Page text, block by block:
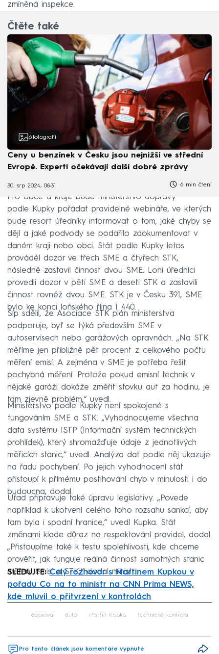
zmíněná inspekce.
Čtěte také
6 fotografií
Ceny u benzínek v Česku jsou nejnižší ve střední
Evropě. Experti očekávají další dobré zprávy
30. srp 2024, 08:31 6 min čtení
Pro obce a kraje bude ministerstvo dopravy
podle Kupky pořádat pravidelné webináře, ve kterých
bude resort úředníky informovat o tom, jaké chyby se
dějí a jaké podvody se podařilo zdokumentovat v
daném kraji nebo obci. Stát podle Kupky letos
prováděl dozor ve třech SME a čtyřech STK,
následně zastavil činnost dvou SME. Loni úředníci
provedli dozor v pěti SME a deseti STK a zastavili
činnost rovněž dvou SME. STK je v Česku 391, SME
bylo ke konci loňského října 1 440.
Šíp sdělil, že Asociace STK plán ministerstva
podporuje, byť se týká především SME v
autoservisech nebo garážových opravnách. „Na STK
měříme jen přibližně pět procent z celkového počtu
měření emisí. A zejména v SME je potřeba řešit
pochybná měření. Protože pokud emisní technik v
nějaké garáži dokáže změřit stovku aut za hodinu, je
tam zjevně problém,“ uvedl.
Ministerstvo podle Kupky není spokojené s
fungováním SME a STK. „Vyhodnocujeme všechna
data systému ISTP (Informační systém technických
prohlídek), který shromažďuje údaje z jednotlivých
měřicích stanic,“ uvedl. Analýza dat podle něj ukazuje
na řadu pochybení. Po jejich vyhodnocení stát
přistoupí k přímému postihování chyb v minulosti i do
budoucna, dodal.
Úřad připravuje také úpravu legislativy. „Povede
například k ukotvení celého toho rozsahu sankcí, aby
tam byla i spodní hranice,“ uvedl Kupka. Stát
změnami klade důraz na respektování pravidel, dodal.
„Přistoupíme také k testu spolehlivosti, kde chceme
prověřit, jak funguje reálná činnost samotných stanic
měření emisí a STK,“ dodal ministr.
SLEDUJTE:Celý rozhovor s Martinem Kupkou v
pořadu Co na to ministr na CNN Prima NEWS,
kde mluvil o přitvrzení v kontrolách
Failed to fetch
doprava auto Martin Kupka technická kontrola
Pro tento článek jsou komentáře vypnuté